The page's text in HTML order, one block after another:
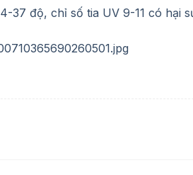
37 độ, chỉ số tia UV 9-11 có hại